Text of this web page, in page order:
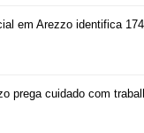
em Arezzo identifica
prega cuidado com